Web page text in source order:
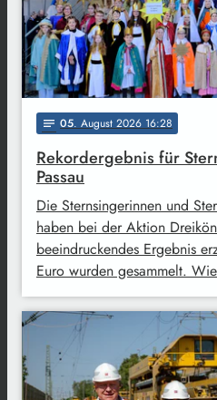
notes 05. August 2026 16:28
Rekordergebnis für
Passau
Die Sternsingerinnen und
haben bei der Aktion
beeindruckendes Ergebnis
Euro wurden gesammelt.